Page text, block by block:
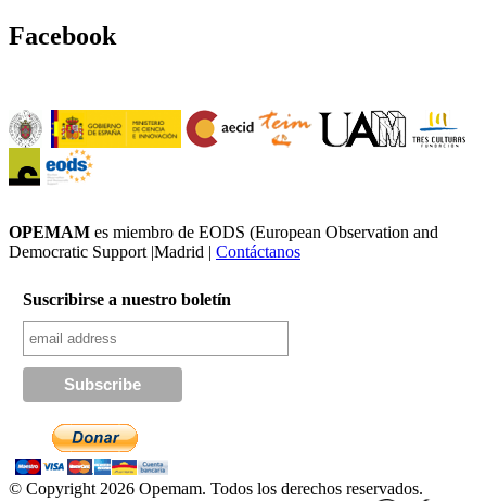
Facebook
OPEMAM es miembro de EODS (European Observation and
Democratic Support |Madrid | Contáctanos
Suscribirse a nuestro boletín
© Copyright 2026 Opemam. Todos los derechos reservados.